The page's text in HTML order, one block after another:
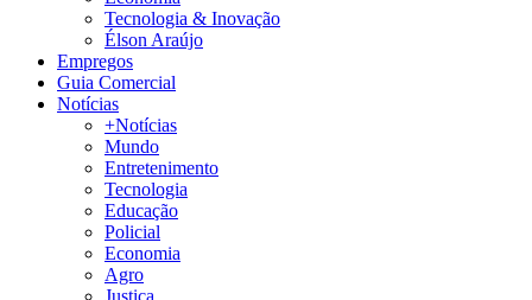
Tecnologia & Inovação
Élson Araújo
Empregos
Guia Comercial
Notícias
+Notícias
Mundo
Entretenimento
Tecnologia
Educação
Policial
Economia
Agro